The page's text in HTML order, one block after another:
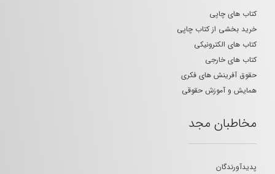
کتاب های چاپی
خرید بخشی از کتاب چاپی
کتاب های الکترونیکی
کتاب های خارجی
حقوق آفرینش های فکری
همایش و آموزش حقوقی
مخاطبان مجد
پدیدآورندگان